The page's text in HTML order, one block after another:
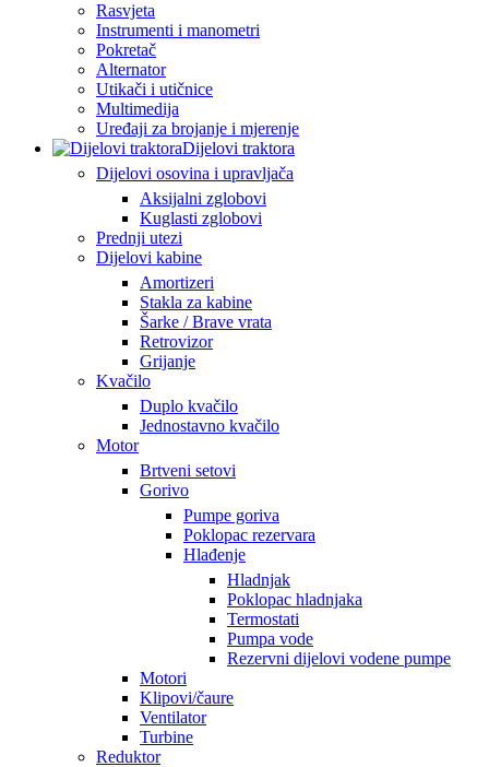
Rasvjeta
Instrumenti i manometri
Pokretač
Alternator
Utikači i utičnice
Multimedija
Uređaji za brojanje i mjerenje
Dijelovi traktora
Dijelovi osovina i upravljača
Aksijalni zglobovi
Kuglasti zglobovi
Prednji utezi
Dijelovi kabine
Amortizeri
Stakla za kabine
Šarke / Brave vrata
Retrovizor
Grijanje
Kvačilo
Duplo kvačilo
Jednostavno kvačilo
Motor
Brtveni setovi
Gorivo
Pumpe goriva
Poklopac rezervara
Hlađenje
Hladnjak
Poklopac hladnjaka
Termostati
Pumpa vode
Rezervni dijelovi vodene pumpe
Motori
Klipovi/čaure
Ventilator
Turbine
Reduktor